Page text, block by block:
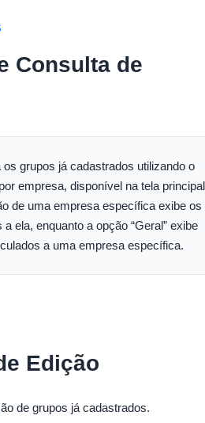
Consulta de
grupos já cadastrados utilizando o
empresa, disponível na tela principal
de uma empresa específica exibe os
ela, enquanto a opção “Geral” exibe
a uma empresa específica.
Edição
de grupos já cadastrados.